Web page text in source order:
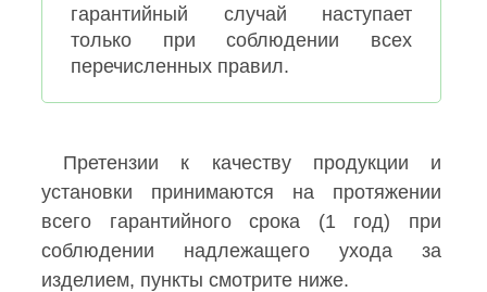
гарантийный случай наступает
только при соблюдении всех
перечисленных правил.
Претензии к качеству продукции и
установки принимаются на протяжении
всего гарантийного срока (1 год) при
соблюдении надлежащего ухода за
изделием, пункты смотрите ниже.